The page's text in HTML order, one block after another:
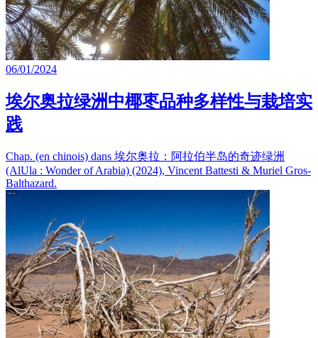
06/01/2024
埃尔奥拉绿洲中椰枣品种多样性与栽培实
践
Chap. (en chinois) dans 埃尔奥拉：阿拉伯半岛的奇迹绿洲
(AlUla : Wonder of Arabia) (2024), Vincent Battesti & Muriel Gros-
Balthazard.